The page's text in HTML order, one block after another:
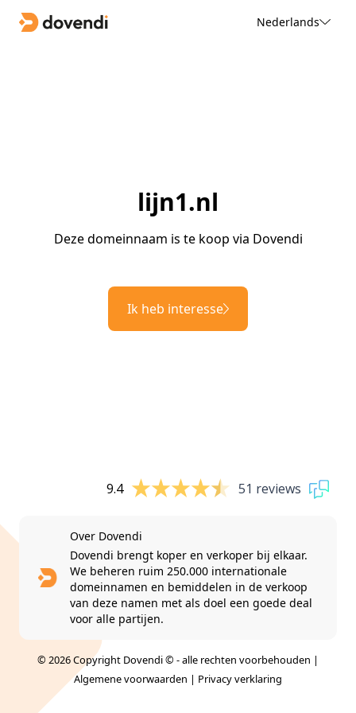
Nederlands
lijn1.nl
Deze domeinnaam is te koop via Dovendi
Ik heb interesse
9.4 51 reviews
Over Dovendi
Dovendi brengt koper en verkoper bij elkaar.
We beheren ruim 250.000 internationale
domeinnamen en bemiddelen in de verkoop
van deze namen met als doel een goede deal
voor alle partijen.
© 2026 Copyright Dovendi © - alle rechten voorbehouden |
Algemene voorwaarden | Privacy verklaring